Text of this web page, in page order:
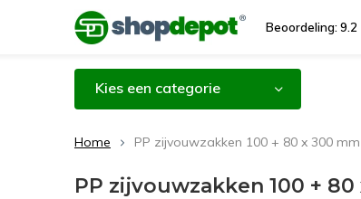
Beoordeling: 9.2
Kies een categorie
Home PP zijvouwzakken 100 + 80 x 300
PP zijvouwzakken 100 +